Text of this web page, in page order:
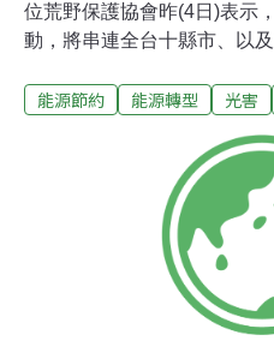
位荒野保護協會昨(4日)表示
動，將串連全台十縣市、以
會秘書長施純榮表示：「排
2007年的夏至關燈活動，募
30萬度電，節碳187公噸。
儀式，要讓夏至關燈變成低
指出，台灣一般家戶商業電
將近50%店家打烊之後，其
段都是徹夜亮著，等於是多
市減碳足跡」為主要方向，
能源節約 能源轉型 光害